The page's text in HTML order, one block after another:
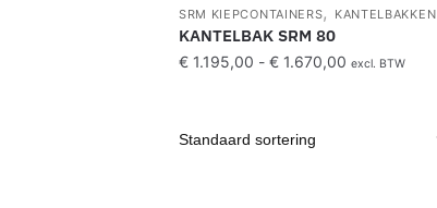
SRM KIEPCONTAINERS, KANTELBAKKEN
KANTELBAK SRM 80
€1.195,00 - €1.670,00 excl. BTW